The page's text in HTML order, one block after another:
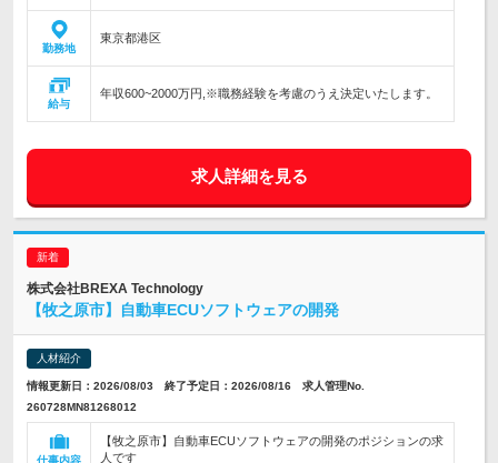
勤務地
東京都港区
給与
年収600~2000万円,※職務経験を考慮のうえ決定いたします。
求人詳細を見る
株式会社BREXA Technology
【牧之原市】自動車ECUソフトウェアの開発
人材紹介
情報更新日：2026/08/03 終了予定日：2026/08/16 求人管理No.
260728MN81268012
仕事内容
【牧之原市】自動車ECUソフトウェアの開発のポジションの求
人です